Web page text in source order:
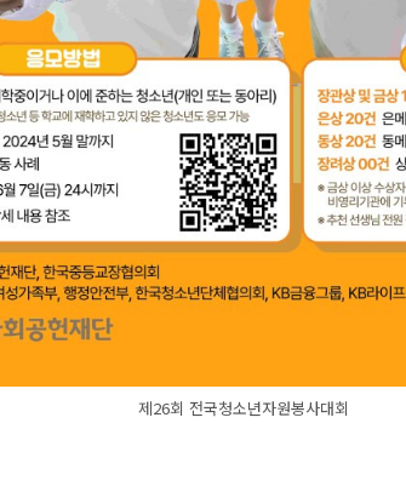
제26회 전국청소년자원봉사대회